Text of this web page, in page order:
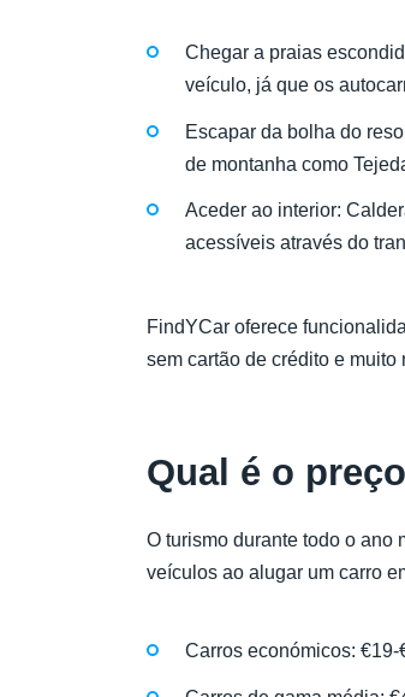
Chegar a praias
veículo, já que os
Escapar da bolha do
de montanha como
Aceder ao interior:
acessíveis através do
FindYCar oferece
sem cartão de crédito e
Qual é o
O turismo durante todo o ano
veículos ao alugar um carro
Carros económicos: €19-